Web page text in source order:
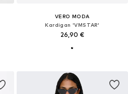
VERO MODA
Kardigan 'VMSTAR'
26,90 €